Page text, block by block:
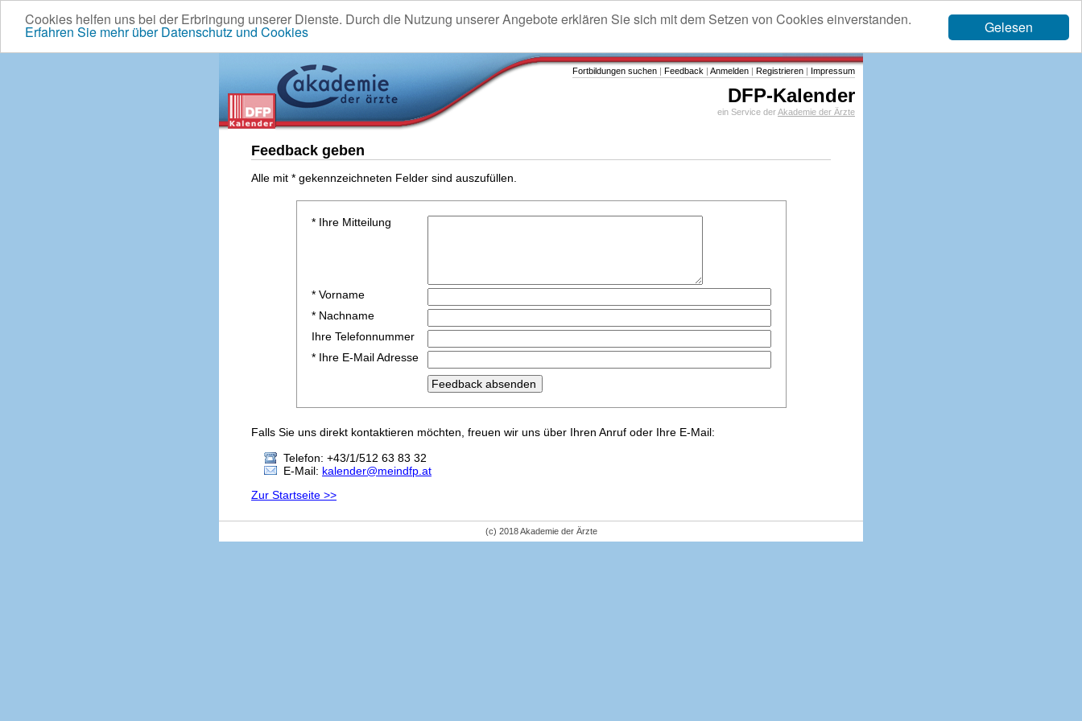
Gelesen
Cookies helfen uns bei der Erbringung unserer Dienste. Durch die Nutzung unserer Angebote erklären Sie sich mit dem Setzen von Cookies einverstanden.
Erfahren Sie mehr über Datenschutz und Cookies
Fortbildungen suchen | Feedback | Anmelden | Registrieren | Impressum
DFP-Kalender
ein Service derAkademie der Ärzte
Feedback geben
Alle mit * gekennzeichneten Felder sind auszufüllen.
* Ihre Mitteilung
* Vorname
* Nachname
Ihre Telefonnummer
* Ihre E-Mail Adresse
Falls Sie uns direkt kontaktieren möchten, freuen wir uns über Ihren Anruf oder Ihre E-Mail:
Telefon: +43/1/512 63 83 32
E-Mail: kalender@meindfp.at
Zur Startseite >>
(c) 2018 Akademie der Ärzte